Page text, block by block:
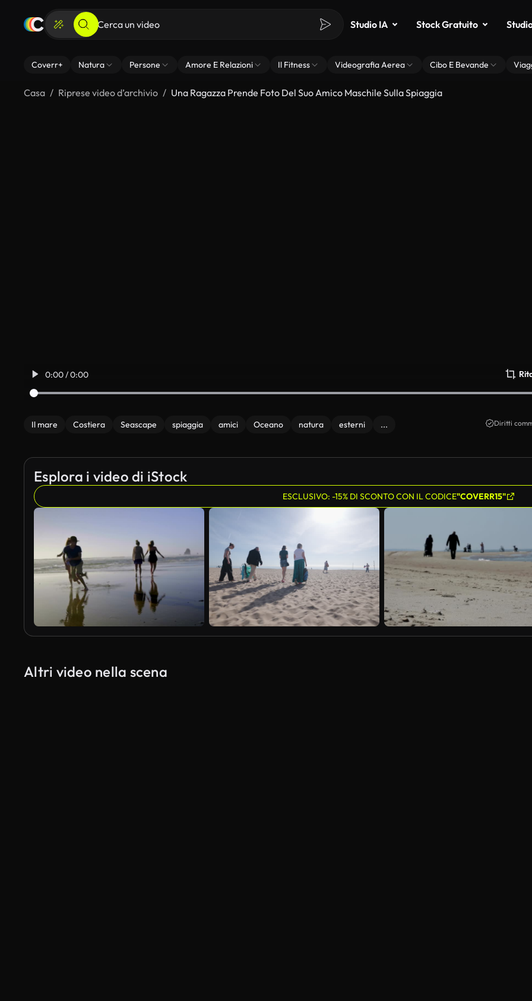
Studio IA Stock Gratuito
Coverr+ Natura Persone Amore E Relazioni Il Fitness Videografia Aerea Cibo E Bevande
Casa Riprese video d’archivio Una Ragazza Prende Foto Del Suo Amico Maschile Sulla Spiaggia
0:00 / 0:00
Il mare Costiera Seascape spiaggia amici Oceano natura esterni ... Diritti
Esplora i video di iStock
ESCLUSIVO: -15% DI SCONTO CON IL CODICE"COVERR15"
Altri video nella scena